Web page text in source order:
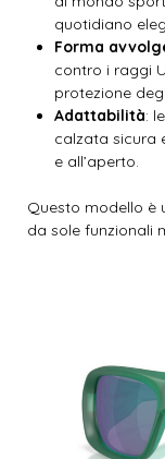
quotidiano
Forma
contro i raggi
protezione
Adattabilità:
calzata sicura
e all’aperto.
Questo modello è
da sole funzionali